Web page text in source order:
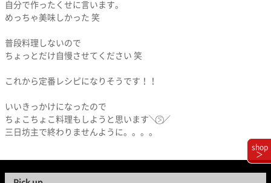
自分で作ったくせに言います。
めっちゃ美味しかった 笑
普段料理しないので
ちょっとだけ自慢させてください 笑
これから定番レシピになりそうです！！
いいきっかけになったので
ちょこちょこ料理もしようと思います＼⍩⃝／
三日坊主で終わりませんように。。。。
shop
＞